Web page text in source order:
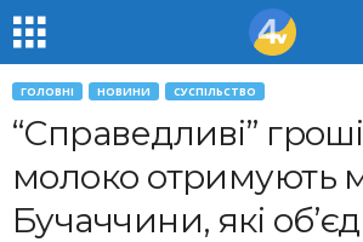
ГОЛОВНІ НОВИНИ СУСПІЛЬСТВО
“Справедливі”
молоко отримують
Бучаччини, які